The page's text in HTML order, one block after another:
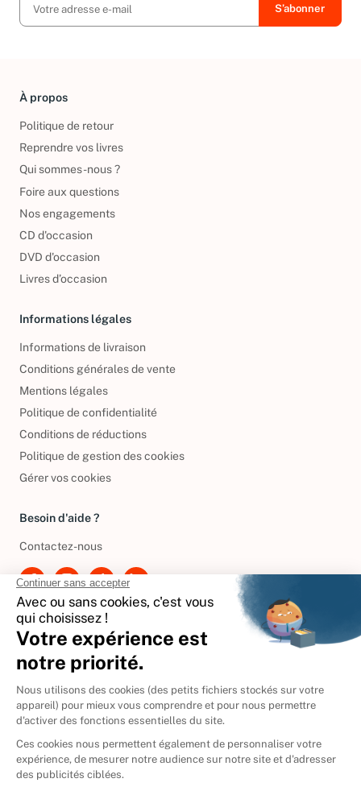
À propos
Politique de retour
Reprendre vos livres
Qui sommes-nous ?
Foire aux questions
Nos engagements
CD d'occasion
DVD d'occasion
Livres d’occasion
Informations légales
Informations de livraison
Conditions générales de vente
Mentions légales
Politique de confidentialité
Conditions de réductions
Politique de gestion des cookies
Gérer vos cookies
Besoin d'aide ?
Contactez-nous
International
🇪🇸 Espagne
🇩🇪Allemagne
🇮🇹 Italie